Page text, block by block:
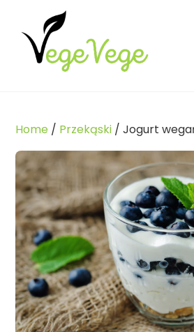
content
Home / Przekąski / Jogurt